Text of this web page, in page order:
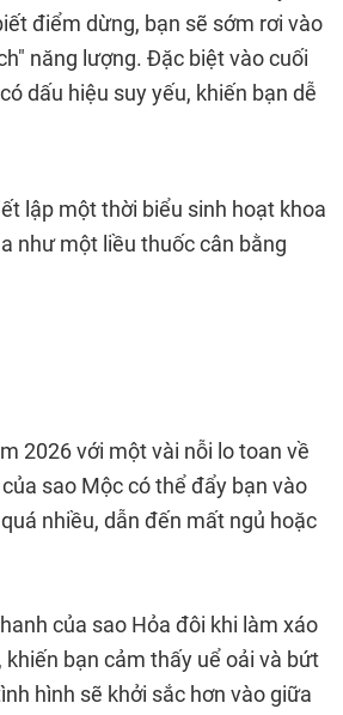
điểm dừng, bạn sẽ sớm rơi vào
năng lượng. Đặc biệt vào cuối
dấu hiệu suy yếu, khiến bạn dễ
lập một thời biểu sinh hoạt khoa
như một liều thuốc cân bằng
2026 với một vài nỗi lo toan về
sao Mộc có thể đẩy bạn vào
nhiều, dẫn đến mất ngủ hoặc
của sao Hỏa đôi khi làm xáo
bạn cảm thấy uể oải và bứt
hình sẽ khởi sắc hơn vào giữa